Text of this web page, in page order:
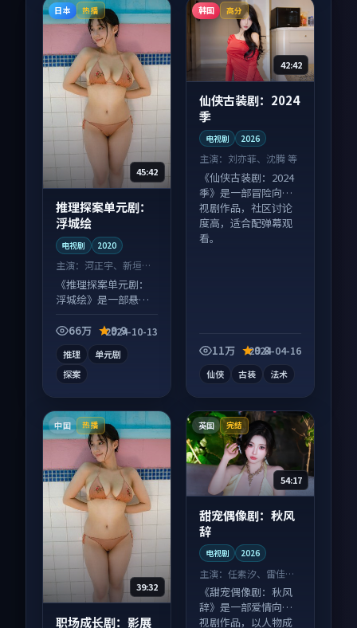
日本 热播
45:42
推理探案单元剧：
浮城绘
电视剧 2020
主演： 河正宇、新垣结
衣 等
《推理探案单元剧：
浮城绘》是一部悬疑
叙事并行，细节值得
66万 9.9
2024-10-13
推理
单元剧
探案
韩国 高分
42:42
仙侠古装剧：2024
季
电视剧 2026
主演： 刘亦菲、沈腾 等
《仙侠古装剧：2024
季》是一部冒险向电
视剧作品，社区讨论
度高，适合配弹幕观
看。
11万 9.8
2024-04-16
仙侠 古装 法术
中国 热播
39:32
职场成长剧：影展
英国 完结
54:17
甜宠偶像剧：秋风
辞
电视剧 2026
主演：任素汐、雷佳音
等
《甜宠偶像剧：秋风
辞》是一部爱情向电
视剧作品，以人物成